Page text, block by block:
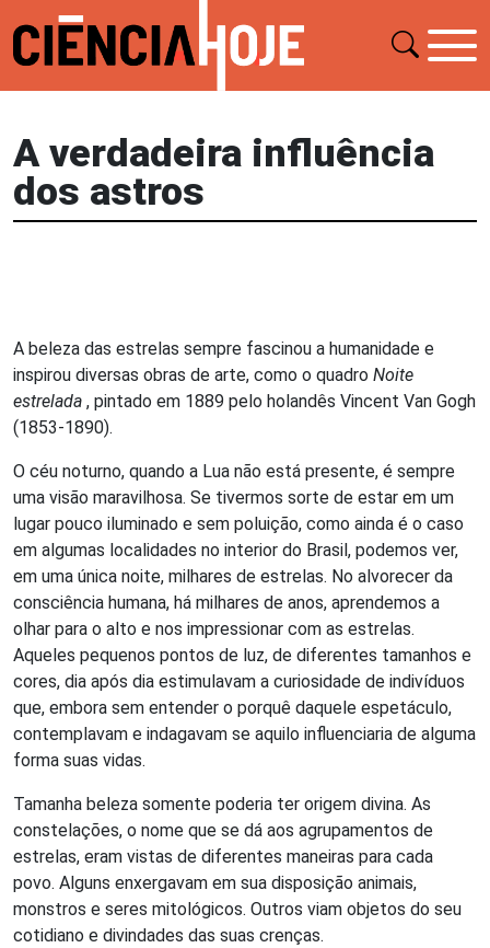
A verdadeira influência
dos astros
A beleza das estrelas sempre fascinou a humanidade e
inspirou diversas obras de arte, como o quadro Noite
estrelada , pintado em 1889 pelo holandês Vincent Van Gogh
(1853-1890).
O céu noturno, quando a Lua não está presente, é sempre
uma visão maravilhosa. Se tivermos sorte de estar em um
lugar pouco iluminado e sem poluição, como ainda é o caso
em algumas localidades no interior do Brasil, podemos ver,
em uma única noite, milhares de estrelas. No alvorecer da
consciência humana, há milhares de anos, aprendemos a
olhar para o alto e nos impressionar com as estrelas.
Aqueles pequenos pontos de luz, de diferentes tamanhos e
cores, dia após dia estimulavam a curiosidade de indivíduos
que, embora sem entender o porquê daquele espetáculo,
contemplavam e indagavam se aquilo influenciaria de alguma
forma suas vidas.
Tamanha beleza somente poderia ter origem divina. As
constelações, o nome que se dá aos agrupamentos de
estrelas, eram vistas de diferentes maneiras para cada
povo. Alguns enxergavam em sua disposição animais,
monstros e seres mitológicos. Outros viam objetos do seu
cotidiano e divindades das suas crenças.